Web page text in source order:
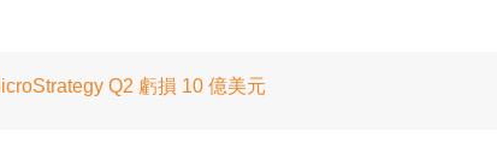
Q2 虧損 10 億美元